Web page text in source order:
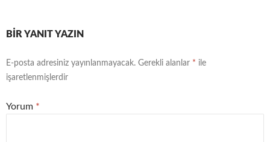
BIR YANIT YAZIN
E-posta adresiniz yayınlanmayacak. Gerekli alanlar * ile
işaretlenmişlerdir
Yorum *